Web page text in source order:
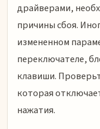
драйверами,
причины сбоя.
измененном
переключателе,
клавиши.
которая
нажатия.